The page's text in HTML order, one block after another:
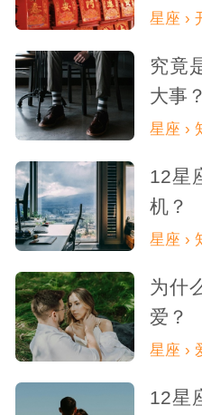
星座 ›
究竟
大事？
星座 ›
12星
机？
星座 ›
为什
爱？
星座 ›
12星